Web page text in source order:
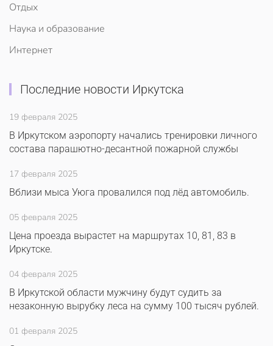
Отдых
Наука и образование
Интернет
Последние новости Иркутска
19 февраля 2025
В Иркутском аэропорту начались тренировки личного
состава парашютно-десантной пожарной службы
17 февраля 2025
Вблизи мыса Уюга провалился под лёд автомобиль.
05 февраля 2025
Цена проезда вырастет на маршрутах 10, 81, 83 в
Иркутске.
04 февраля 2025
В Иркутской области мужчину будут судить за
незаконную вырубку леса на сумму 100 тысяч рублей.
01 февраля 2025